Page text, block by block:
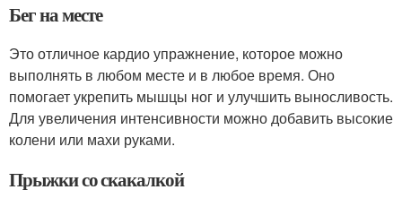
Бег на месте
Это отличное кардио упражнение, которое можно
выполнять в любом месте и в любое время. Оно
помогает укрепить мышцы ног и улучшить выносливость.
Для увеличения интенсивности можно добавить высокие
колени или махи руками.
Прыжки со скакалкой